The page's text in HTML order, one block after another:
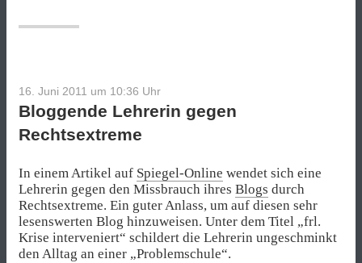
16. Juni 2011 um 10:36 Uhr
Bloggende Lehrerin gegen
Rechtsextreme
In einem Artikel auf Spiegel-Online wendet sich eine
Lehrerin gegen den Missbrauch ihres Blogs durch
Rechtsextreme. Ein guter Anlass, um auf diesen sehr
lesenswerten Blog hinzuweisen. Unter dem Titel „frl.
Krise interveniert“ schildert die Lehrerin ungeschminkt
den Alltag an einer „Problemschule“.